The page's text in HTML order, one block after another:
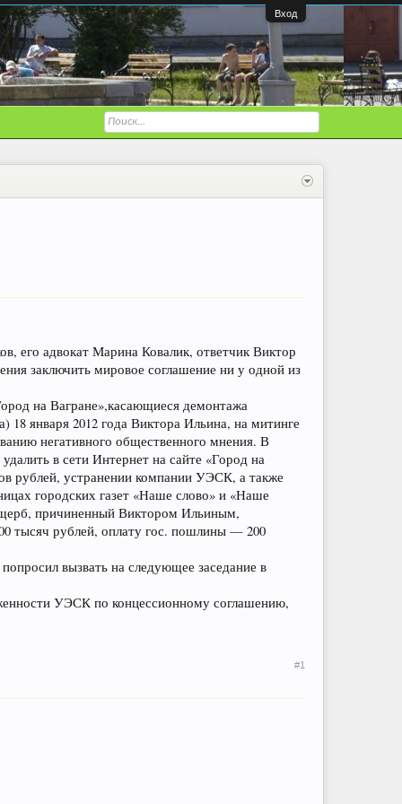
Вход
его адвокат Марина Ковалик, ответчик Виктор
заключить мировое соглашение ни у одной из
на Вагране»,касающиеся демонтажа
18 января 2012 года Виктора Ильина, на митинге
негативного общественного мнения. В
в сети Интернет на сайте «Город на
рублей, устранении компании УЭСК, а также
городских газет «Наше слово» и «Наше
причиненный Виктором Ильиным,
тысяч рублей, оплату гос. пошлины — 200
вызвать на следующее заседание в
УЭСК по концессионному соглашению,
#1